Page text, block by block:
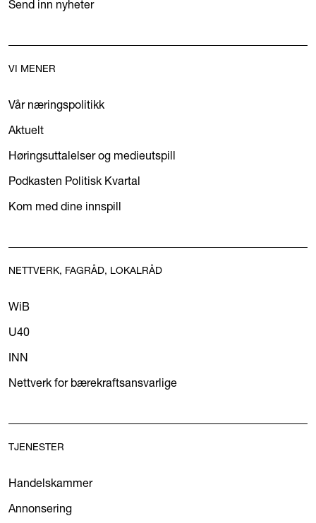
Send inn nyheter
VI MENER
Vår næringspolitikk
Aktuelt
Høringsuttalelser og medieutspill
Podkasten Politisk Kvartal
Kom med dine innspill
NETTVERK, FAGRÅD, LOKALRÅD
WiB
U40
INN
Nettverk for bærekraftsansvarlige
TJENESTER
Handelskammer
Annonsering